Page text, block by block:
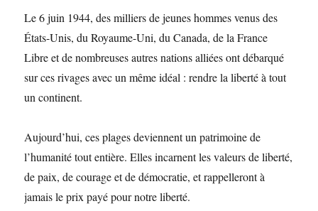
Le 6 juin 1944, des milliers de jeunes hommes venus des
États-Unis, du Royaume-Uni, du Canada, de la France
Libre et de nombreuses autres nations alliées ont débarqué
sur ces rivages avec un même idéal : rendre la liberté à tout
un continent.
Aujourd’hui, ces plages deviennent un patrimoine de
l’humanité tout entière. Elles incarnent les valeurs de liberté,
de paix, de courage et de démocratie, et rappelleront à
jamais le prix payé pour notre liberté.